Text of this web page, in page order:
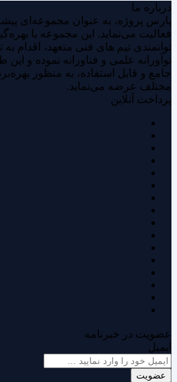
درباره ما
پارس پروژه، به عنوان مجموعه‌ای
فعالیت می‌نماید. این مجموعه با
توانمندی‌ تیم های فنی متعهد، اقدام
نوآورانه علمی و فناورانه نموده و
جامع و قابل استفاده، به منظور
مختلف عرضه می‌نماید.
پرداخت آنلاین
عضویت در خبرنامه
ایمیل
عضویت